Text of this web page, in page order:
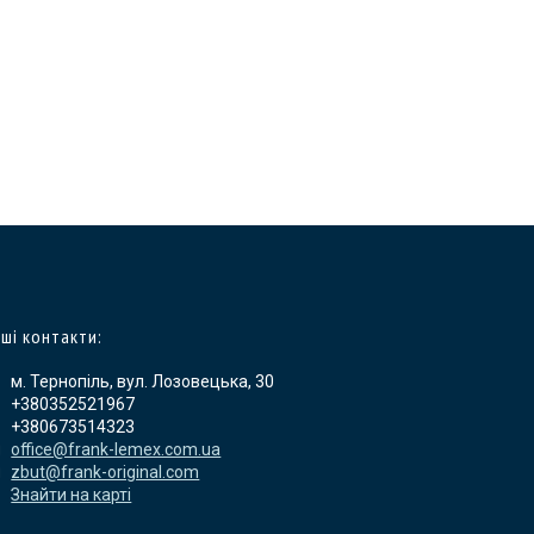
контакти:
м. Тернопіль, вул. Лозовецька, 30
+380352521967
+380673514323
office@frank-lemex.com.ua
zbut@frank-original.com
Знайти на карті